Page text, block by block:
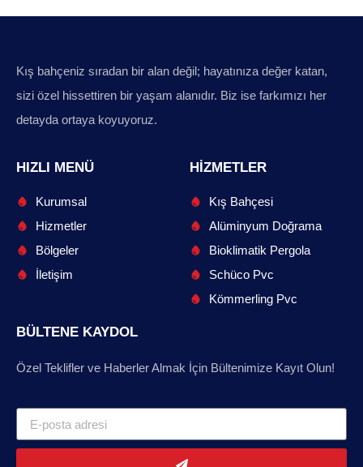
Kış bahçeniz sıradan bir alan değil; hayatınıza değer katan,
sizi özel hissettiren bir yaşam alanıdır. Biz ise farkımızı her
detayda ortaya koyuyoruz.
HIZLI MENÜ
Kurumsal
Hizmetler
Bölgeler
İletişim
HIZMETLER
Kış Bahçesi
Alüminyum Doğrama
Bioklimatik Pergola
Schüco Pvc
Kömmerling Pvc
BÜLTENE KAYDOL
Özel Teklifler ve Haberler Almak İçin Bültenimize Kayıt Olun!